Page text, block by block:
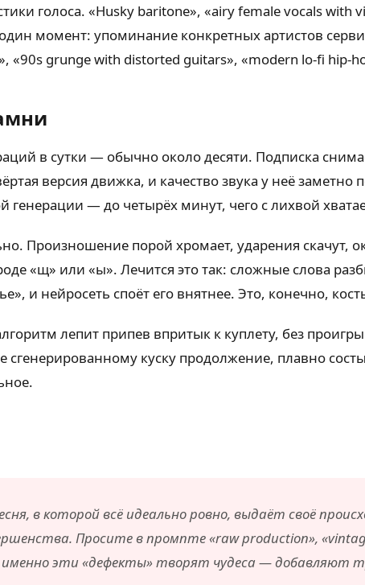
голоса. «Husky baritone», «airy female vocals with
момент: упоминание конкретных артистов
«90s grunge with distorted guitars», «modern lo-fi hip-
в сутки — обычно около десяти. Подписка
версия движка, и качество звука у неё
генерации — до четырёх минут, чего с лихвой
Произношение порой хромает, ударения скачут,
«щ» или «ы». Лечится это так: сложные слова
и нейросеть споёт его внятнее. Это, конечно,
лепит припев впритык к куплету, без
куску продолжение, плавно
в которой всё идеально ровно, выдаёт своё
Просите в промпте «raw production»,
эти «дефекты» творят чудеса — добавляют